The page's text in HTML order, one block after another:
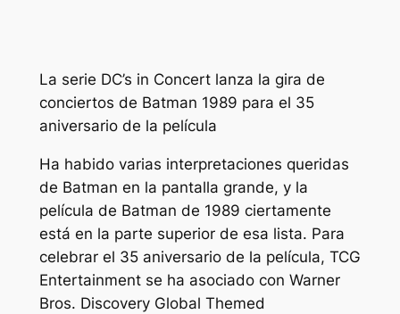
La serie DC’s in Concert lanza la gira de
conciertos de Batman 1989 para el 35
aniversario de la película
Ha habido varias interpretaciones queridas
de Batman en la pantalla grande, y la
película de Batman de 1989 ciertamente
está en la parte superior de esa lista. Para
celebrar el 35 aniversario de la película, TCG
Entertainment se ha asociado con Warner
Bros. Discovery Global Themed